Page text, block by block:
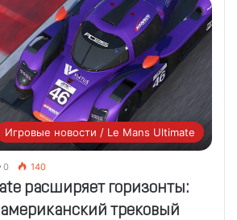
Игровые новости / Le Mans Ultimate
0 140
расширяет горизонты:
трековый